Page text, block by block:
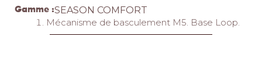
Gamme :SEASON COMFORT
Mécanisme de basculement M5. Base Loop.